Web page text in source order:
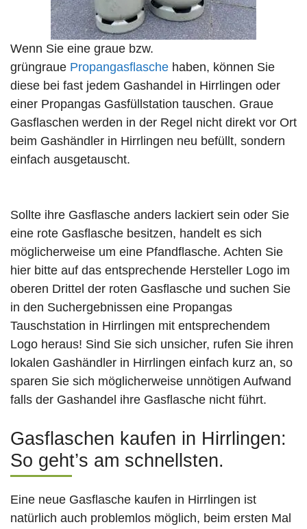
Wenn Sie eine graue bzw.
grüngraue Propangasflasche haben, können Sie
diese bei fast jedem Gashandel in Hirrlingen oder
einer Propangas Gasfüllstation tauschen. Graue
Gasflaschen werden in der Regel nicht direkt vor Ort
beim Gashändler in Hirrlingen neu befüllt, sondern
einfach ausgetauscht.
Sollte ihre Gasflasche anders lackiert sein oder Sie
eine rote Gasflasche besitzen, handelt es sich
möglicherweise um eine Pfandflasche. Achten Sie
hier bitte auf das entsprechende Hersteller Logo im
oberen Drittel der roten Gasflasche und suchen Sie
in den Suchergebnissen eine Propangas
Tauschstation in Hirrlingen mit entsprechendem
Logo heraus! Sind Sie sich unsicher, rufen Sie ihren
lokalen Gashändler in Hirrlingen einfach kurz an, so
sparen Sie sich möglicherweise unnötigen Aufwand
falls der Gashandel ihre Gasflasche nicht führt.
Gasflaschen kaufen in Hirrlingen:
So geht’s am schnellsten.
Eine neue Gasflasche kaufen in Hirrlingen ist
natürlich auch problemlos möglich, beim ersten Mal